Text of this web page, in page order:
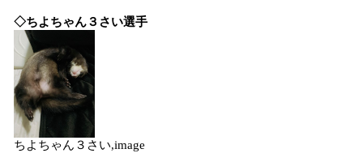
◇ちよちゃん３さい選手
ちよちゃん３さい,image